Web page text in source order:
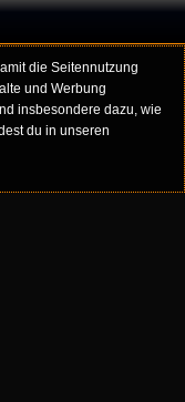
die Seitennutzung
und Werbung
insbesondere dazu, wie
du in unseren